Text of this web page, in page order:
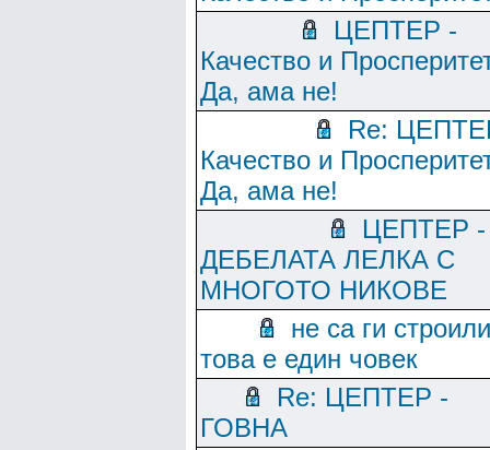
ЦЕПТЕР -
Качество и
Да, ама не!
Re:
Качество и
Да, ама не!
ЦЕПТЕР -
ДЕБЕЛАТА ЛЕЛКА С
МНОГОТО НИКОВЕ
не са ги
това е един човек
Re: ЦЕПТЕР -
ГОВНА